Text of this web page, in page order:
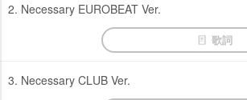
2. Necessary EUROBEAT Ver.
歌詞
3. Necessary CLUB Ver.